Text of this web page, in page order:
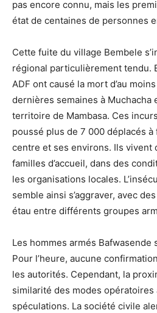
pas encore connu, mais les
état de centaines de personnes
Cette fuite du village Bembele
régional particulièrement tendu.
ADF ont causé la mort d’au
dernières semaines à Muchacha
territoire de Mambasa. Ces
poussé plus de 7 000 déplacés
centre et ses environs. Ils vivent
familles d’accueil, dans des
les organisations locales.
semble ainsi s’aggraver, avec
étau entre différents groupes
Les hommes armés Bafwasende
Pour l’heure, aucune
les autorités. Cependant, la
similarité des modes opératoires
spéculations. La société civile